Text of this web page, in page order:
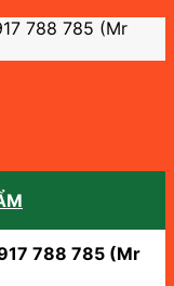
788 785 (Mr
062 224 (Mr
788 785 (Mr